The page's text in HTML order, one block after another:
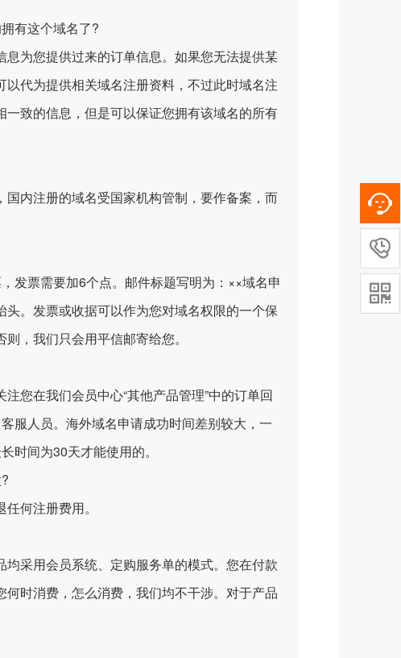
有这个域名了?
为您提供过来的订单信息。如果您无法提供某
代为提供相关域名注册资料，不过此时域名注
致的信息，但是可以保证您拥有该域名的所有
内注册的域名受国家机构管制，要作备案，而
票需要加6个点。邮件标题写明为：××域名申
。发票或收据可以作为您对域名权限的一个保
，我们只会用平信邮寄给您。
在我们会员中心“其他产品管理”中的订单回
服人员。海外域名申请成功时间差别较大，一
时间为30天才能使用的。
何注册费用。
采用会员系统、定购服务单的模式。您在付款
时消费，怎么消费，我们均不干涉。对于产品

